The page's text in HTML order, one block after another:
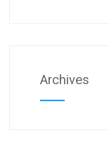
Archives